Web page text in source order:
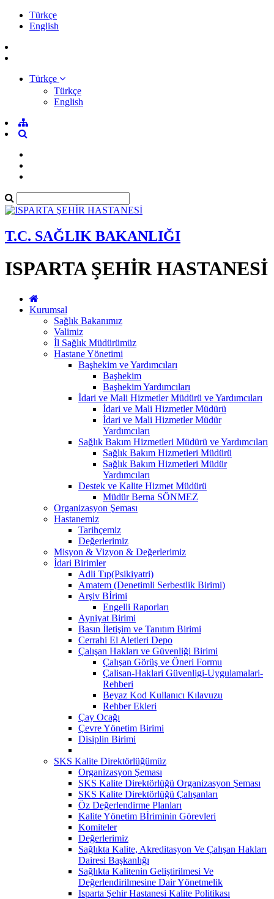
Türkçe
English
Türkçe
Türkçe
English
T.C. SAĞLIK BAKANLIĞI
ISPARTA ŞEHİR HASTANESİ
Kurumsal
Sağlık Bakanımız
Valimiz
İl Sağlık Müdürümüz
Hastane Yönetimi
Başhekim ve Yardımcıları
Başhekim
Başhekim Yardımcıları
İdari ve Mali Hizmetler Müdürü ve Yardımcıları
İdari ve Mali Hizmetler Müdürü
İdari ve Mali Hizmetler Müdür
Yardımcıları
Sağlık Bakım Hizmetleri Müdürü ve Yardımcıları
Sağlık Bakım Hizmetleri Müdürü
Sağlık Bakım Hizmetleri Müdür
Yardımcıları
Destek ve Kalite Hizmet Müdürü
Müdür Berna SÖNMEZ
Organizasyon Şeması
Hastanemiz
Tarihçemiz
Değerlerimiz
Misyon & Vizyon & Değerlerimiz
İdari Birimler
Adli Tıp(Psikiyatri)
Amatem (Denetimli Serbestlik Birimi)
Arşiv Bİrimi
Engelli Raporları
Ayniyat Birimi
Basın İletişim ve Tanıtım Birimi
Cerrahi El Aletleri Depo
Çalışan Hakları ve Güvenliği Birimi
Çalışan Görüş ve Öneri Formu
Çalisan-Haklari Güvenligi-Uygulamalari-
Rehberi
Beyaz Kod Kullanıcı Kılavuzu
Rehber Ekleri
Çay Ocağı
Çevre Yönetim Birimi
Disiplin Birimi
SKS Kalite Direktörlüğümüz
Organizasyon Şeması
SKS Kalite Direktörlüğü Organizasyon Şeması
SKS Kalite Direktörlüğü Çalışanları
Öz Değerlendirme Planları
Kalite Yönetim Bİriminin Görevleri
Komiteler
Değerlerimiz
Sağlıkta Kalite, Akreditasyon Ve Çalışan Hakları
Dairesi Başkanlığı
Sağlıkta Kalitenin Geliştirilmesi Ve
Değerlendirilmesine Dair Yönetmelik
Isparta Şehir Hastanesi Kalite Politikası